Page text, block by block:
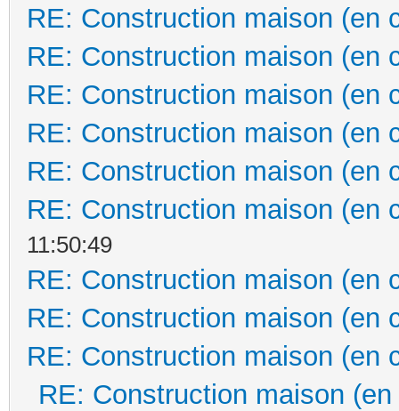
RE: Construction maison (en
RE: Construction maison (en
RE: Construction maison (en
RE: Construction maison (en
RE: Construction maison (en
RE: Construction maison (en
11:50:49
RE: Construction maison (en
RE: Construction maison (en
RE: Construction maison (en
RE: Construction maison